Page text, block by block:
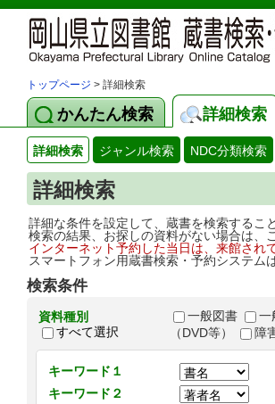
トップページ > 詳細検索
かんたん検索 詳細検索
詳細検索 ジャンル検索 NDC分類検索
詳細検索
詳細な条件を設定して、蔵書を検索するこ
検索の結果、お探しの資料がない場合は
インターネット予約した当日は、来館され
スマートフォン用蔵書検索・予約システム
検索条件
資料種別
すべて選択
一般図書 一
（DVD等）
障
キーワード１
キーワード２